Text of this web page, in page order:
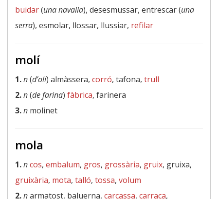
buidar(una navalla), desesmussar, entrescar (una
serra), esmolar, llossar, llussiar, refilar
molí
1.n(d’olí) almàssera, corró, tafona, trull
2.n(de farina) fàbrica, farinera
3.n molinet
mola
1.ncos, embalum, gros, grossària, gruix, gruixa,
gruixària, mota, talló, tossa, volum
2.narmatost, baluerna, carcassa, carraca,